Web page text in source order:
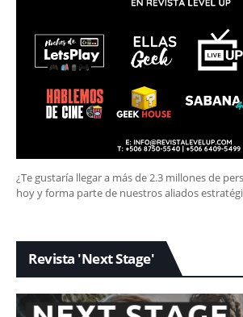
¿Te gustaría llegar a más de 2.3 millones de
hoy y forma parte de nuestros aliados
Revista 'Next Stage'